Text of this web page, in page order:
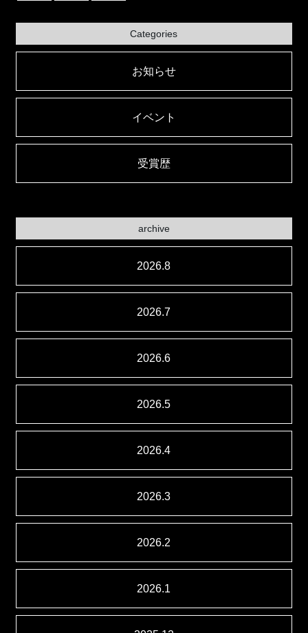
Categories
お知らせ
イベント
受賞歴
archive
2026.8
2026.7
2026.6
2026.5
2026.4
2026.3
2026.2
2026.1